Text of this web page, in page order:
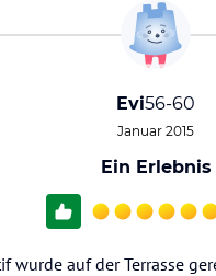
Evi56-60
Januar 2015
Ein Erlebnis
wurde auf der Terrasse